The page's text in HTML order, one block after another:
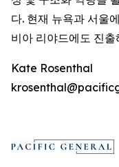
다. 현재 뉴욕과 서울
비아 리야드에도 진출
Kate Rosenthal